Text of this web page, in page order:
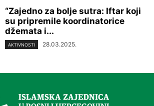
“Zajedno za bolje sutra: Iftar koji
su pripremile koordinatorice
džemata i...
AKTIVNOSTI 28.03.2025.